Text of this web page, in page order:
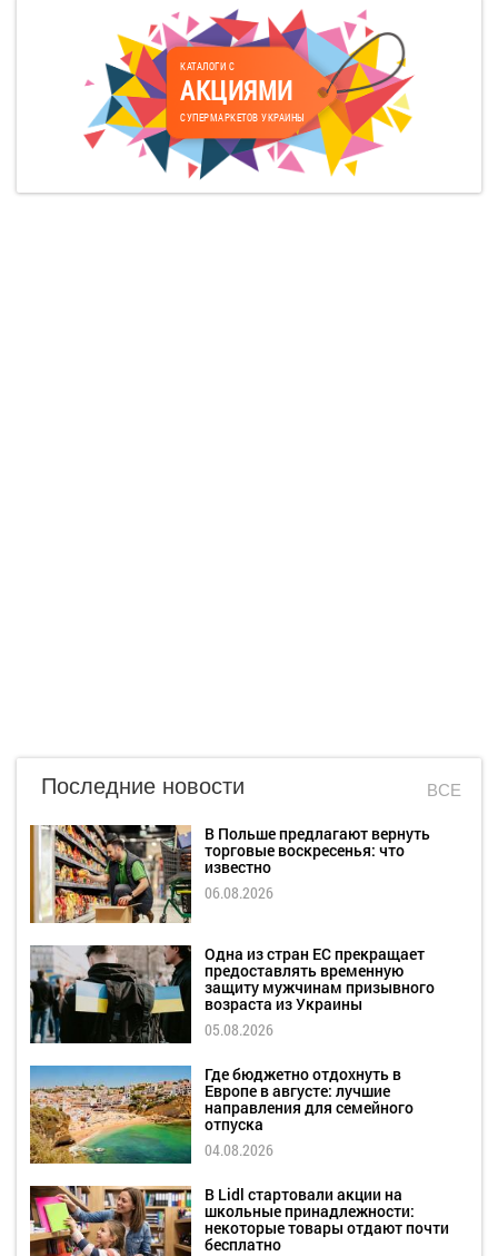
КАТАЛОГИ С
АКЦИЯМИ
СУПЕРМАРКЕТОВ УКРАИНЫ
Последние новости ВСЕ
В Польше предлагают вернуть
торговые воскресенья: что
известно
06.08.2026
Одна из стран ЕС прекращает
предоставлять временную
защиту мужчинам призывного
возраста из Украины
05.08.2026
Где бюджетно отдохнуть в
Европе в августе: лучшие
направления для семейного
отпуска
04.08.2026
В Lidl стартовали акции на
школьные принадлежности:
некоторые товары отдают почти
бесплатно